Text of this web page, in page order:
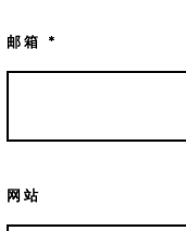
邮箱*
网站